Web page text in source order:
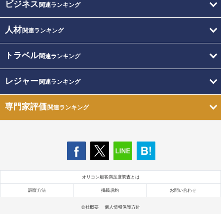
ビジネス 関連ランキング
人材関連ランキング
トラベル関連ランキング
レジャー関連ランキング
専門家評価関連ランキング
オリコン顧客満足度調査とは
調査方法 掲載規約 お問い合わせ
会社概要 個人情報保護方針